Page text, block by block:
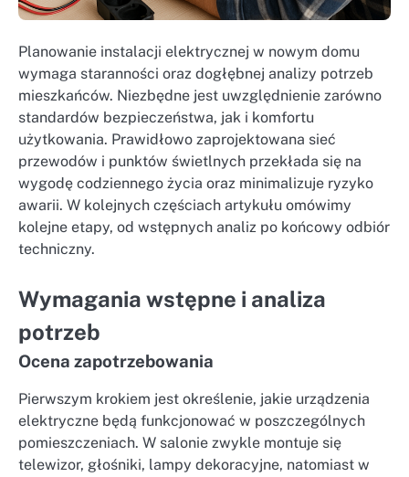
Planowanie instalacji elektrycznej w nowym domu
wymaga staranności oraz dogłębnej analizy potrzeb
mieszkańców. Niezbędne jest uwzględnienie zarówno
standardów bezpieczeństwa, jak i komfortu
użytkowania. Prawidłowo zaprojektowana sieć
przewodów i punktów świetlnych przekłada się na
wygodę codziennego życia oraz minimalizuje ryzyko
awarii. W kolejnych częściach artykułu omówimy
kolejne etapy, od wstępnych analiz po końcowy odbiór
techniczny.
Wymagania wstępne i analiza
potrzeb
Ocena zapotrzebowania
Pierwszym krokiem jest określenie, jakie urządzenia
elektryczne będą funkcjonować w poszczególnych
pomieszczeniach. W salonie zwykle montuje się
telewizor, głośniki, lampy dekoracyjne, natomiast w